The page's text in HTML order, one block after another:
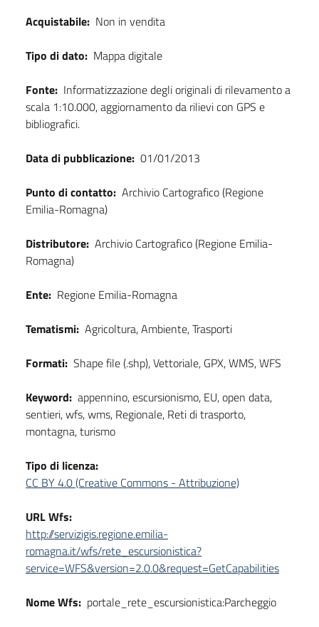
Acquistabile: Non in vendita
Tipo di dato: Mappa digitale
Fonte: Informatizzazione degli originali di rilevamento a
scala 1:10.000, aggiornamento da rilievi con GPS e
bibliografici.
Data di pubblicazione: 01/01/2013
Punto di contatto: Archivio Cartografico (Regione
Emilia-Romagna)
Distributore: Archivio Cartografico (Regione Emilia-
Romagna)
Ente: Regione Emilia-Romagna
Tematismi: Agricoltura, Ambiente, Trasporti
Formati: Shape file (.shp), Vettoriale, GPX, WMS, WFS
Keyword: appennino, escursionismo, EU, open data,
sentieri, wfs, wms, Regionale, Reti di trasporto,
montagna, turismo
Tipo di licenza:
CC BY 4.0 (Creative Commons - Attribuzione)
URL Wfs:
http://servizigis.regione.emilia-
romagna.it/wfs/rete_escursionistica?
service=WFS&version=2.0.0&request=GetCapabilities
Nome Wfs: portale_rete_escursionistica:Parcheggio